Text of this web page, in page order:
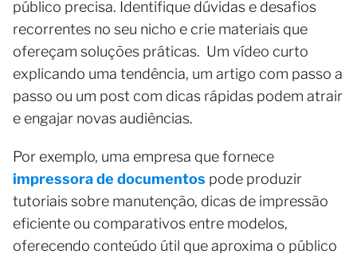
público precisa. Identifique dúvidas e desafios
recorrentes no seu nicho e crie materiais que
ofereçam soluções práticas. Um vídeo curto
explicando uma tendência, um artigo com passo a
passo ou um post com dicas rápidas podem atrair
e engajar novas audiências.
Por exemplo, uma empresa que fornece
impressora de documentos pode produzir
tutoriais sobre manutenção, dicas de impressão
eficiente ou comparativos entre modelos,
oferecendo conteúdo útil que aproxima o público